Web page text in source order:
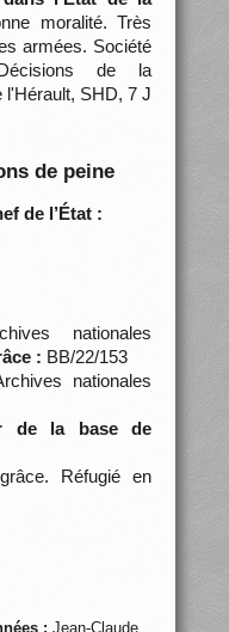
moralité. Très
armées. Société
de la
SHD, 7 J
de peine
de l’État :
nationales
: BB/22/153
nationales
de la base de
Réfugié en
: Jean-Claude